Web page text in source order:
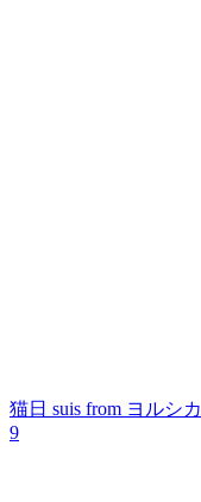
猫日 suis from ヨルシカ
9